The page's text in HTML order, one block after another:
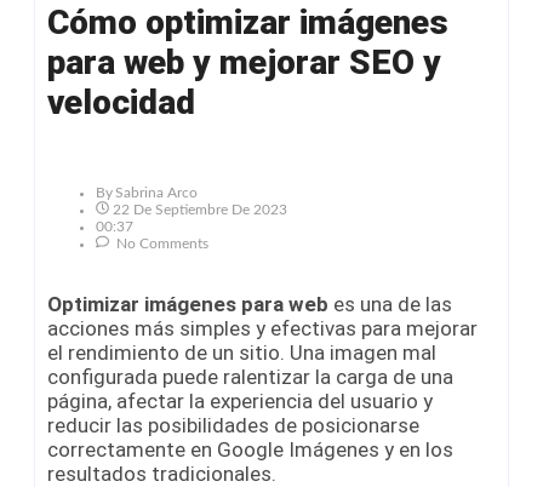
Cómo optimizar imágenes
para web y mejorar SEO y
velocidad
By Sabrina Arco
22 De Septiembre De 2023
00:37
No Comments
Optimizar imágenes para web es una de las
acciones más simples y efectivas para mejorar
el rendimiento de un sitio. Una imagen mal
configurada puede ralentizar la carga de una
página, afectar la experiencia del usuario y
reducir las posibilidades de posicionarse
correctamente en Google Imágenes y en los
resultados tradicionales.